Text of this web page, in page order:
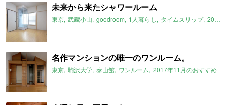
未来から来たシャワールーム
東京 武蔵小山 goodroom 1人暮らし タイムスリップ 2017年11月のおすすめ
名作マンションの唯一のワンルーム。
東京 駒沢大学 泰山館 ワンルーム 2017年11月のおすすめ